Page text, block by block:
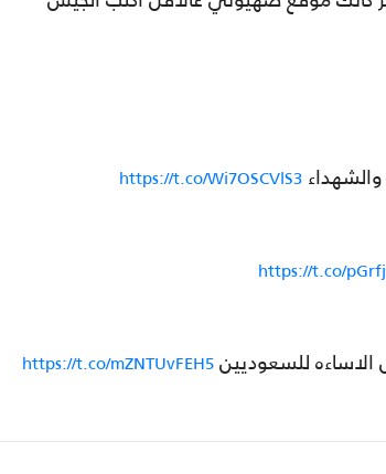
https://t.co/Wi7OSCVlS3
https://t.co/
للسعوديين https://t.co/mZNTUvFEH5